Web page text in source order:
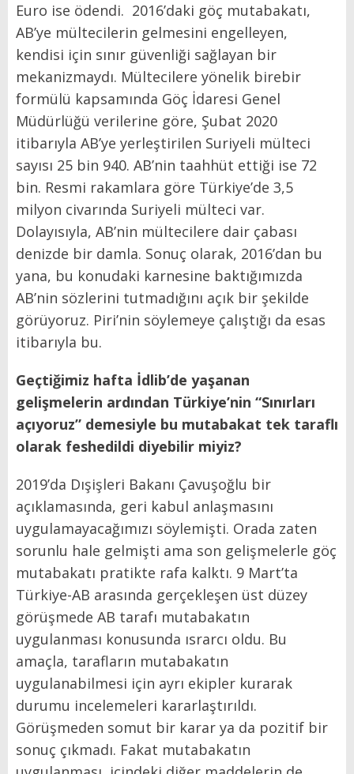
Euro ise ödendi. 2016’daki göç mutabakatı,
AB’ye mültecilerin gelmesini engelleyen,
kendisi için sınır güvenliği sağlayan bir
mekanizmaydı. Mültecilere yönelik birebir
formülü kapsamında Göç İdaresi Genel
Müdürlüğü verilerine göre, Şubat 2020
itibarıyla AB’ye yerleştirilen Suriyeli mülteci
sayısı 25 bin 940. AB’nin taahhüt ettiği ise 72
bin. Resmi rakamlara göre Türkiye’de 3,5
milyon civarında Suriyeli mülteci var.
Dolayısıyla, AB’nin mültecilere dair çabası
denizde bir damla. Sonuç olarak, 2016’dan bu
yana, bu konudaki karnesine baktığımızda
AB’nin sözlerini tutmadığını açık bir şekilde
görüyoruz. Piri’nin söylemeye çalıştığı da esas
itibarıyla bu.
Geçtiğimiz hafta İdlib’de yaşanan
gelişmelerin ardından Türkiye’nin “Sınırları
açıyoruz” demesiyle bu mutabakat tek taraflı
olarak feshedildi diyebilir miyiz?
2019’da Dışişleri Bakanı Çavuşoğlu bir
açıklamasında, geri kabul anlaşmasını
uygulamayacağımızı söylemişti. Orada zaten
sorunlu hale gelmişti ama son gelişmelerle göç
mutabakatı pratikte rafa kalktı. 9 Mart’ta
Türkiye-AB arasında gerçekleşen üst düzey
görüşmede AB tarafı mutabakatın
uygulanması konusunda ısrarcı oldu. Bu
amaçla, tarafların mutabakatın
uygulanabilmesi için ayrı ekipler kurarak
durumu incelemeleri kararlaştırıldı.
Görüşmeden somut bir karar ya da pozitif bir
sonuç çıkmadı. Fakat mutabakatın